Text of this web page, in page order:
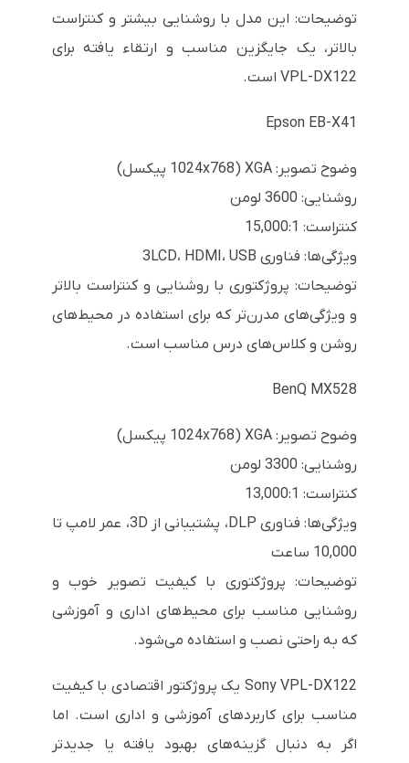
توضیحات: این مدل با روشنایی بیشتر و کنتراست
بالاتر، یک جایگزین مناسب و ارتقاء یافته برای
VPL-DX122 است.
Epson EB-X41
وضوح تصویر: XGA (1024x768 پیکسل)
روشنایی: 3600 لومن
کنتراست: 15,000:1
ویژگی‌ها: فناوری 3LCD، HDMI، USB
توضیحات: پروژکتوری با روشنایی و کنتراست بالاتر
و ویژگی‌های مدرن‌تر که برای استفاده در محیط‌های
روشن و کلاس‌های درس مناسب است.
BenQ MX528
وضوح تصویر: XGA (1024x768 پیکسل)
روشنایی: 3300 لومن
کنتراست: 13,000:1
ویژگی‌ها: فناوری DLP، پشتیبانی از 3D، عمر لامپ تا
10,000 ساعت
توضیحات: پروژکتوری با کیفیت تصویر خوب و
روشنایی مناسب برای محیط‌های اداری و آموزشی
که به راحتی نصب و استفاده می‌شود.
Sony VPL-DX122 یک پروژکتور اقتصادی با کیفیت
مناسب برای کاربردهای آموزشی و اداری است. اما
اگر به دنبال گزینه‌های بهبود یافته یا جدیدتر